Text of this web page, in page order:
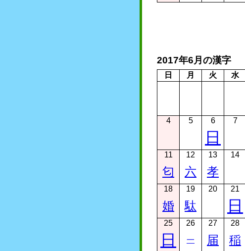
2017年6月の漢字
日 月 火 水
4 5 6
日
7
11
匂
12
六
13
孝
14
18
婚
19
駄
20 21
日
25
日
26
一
27
届
28
稲